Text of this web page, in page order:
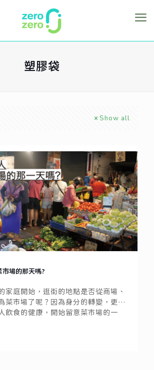
塑膠袋
Show all
市場的那天嗎?
家庭開始，逛街的地點是否從商場、
菜市場了呢？因為身分的轉變，更加
飲食的健康，開始留意菜市場的一
次踏入市場那天，蔬菜水果專挑漂亮
食材都想下手，連對於物價都還有點